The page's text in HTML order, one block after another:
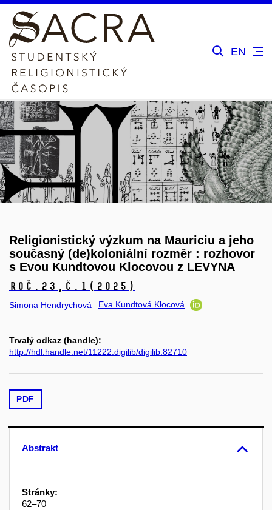
EN
Religionistický výzkum na Mauriciu a jeho
současný (de)koloniální rozměr : rozhovor
s Evou Kundtovou Klocovou z LEVYNA
Roč.23, č.1 (2025)
Simona Hendrychová Eva Kundtová Klocová
Trvalý odkaz (handle):
http://hdl.handle.net/11222.digilib/digilib.82710
PDF
Abstrakt
Stránky:
62–70